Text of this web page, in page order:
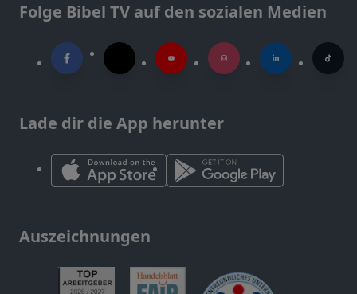
Folge Bibel TV auf den sozialen Medien
Lade dir die App herunter
Auszeichnungen